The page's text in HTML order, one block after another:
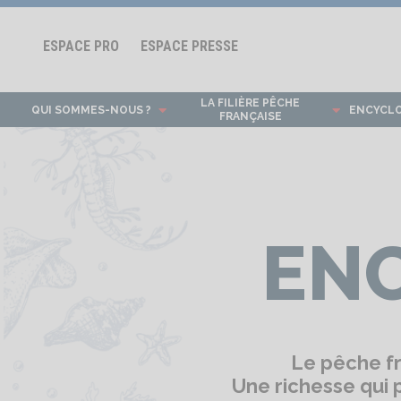
ESPACE PRO ESPACE PRESSE
QUI SOMMES-NOUS ?
LA FILIÈRE PÊCHE
FRANÇAISE
Le pêche
Une richesse